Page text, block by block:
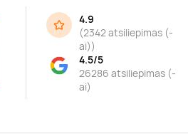
4.9
(2342 atsiliepimas (-
ai))
4.5/5
26286 atsiliepimas (-
ai)